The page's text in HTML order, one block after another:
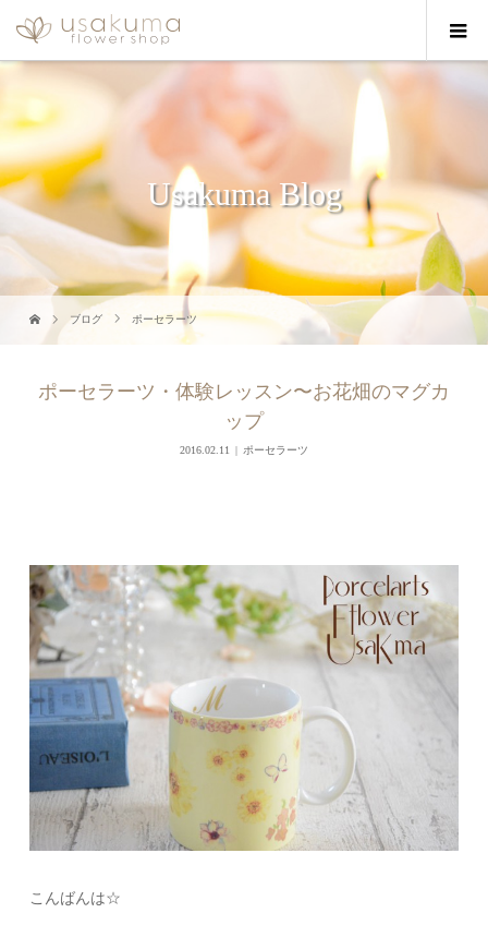
Usakuma Blog
ブログ ポーセラーツ
ポーセラーツ・体験レッスン〜お花畑のマグカ
ップ
2016.02.11 ポーセラーツ
こんばんは☆